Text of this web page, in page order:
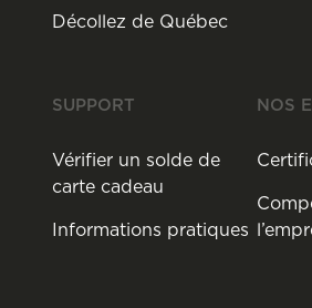
Décollez de Québec
SUPPORT
Vérifier un solde de
carte cadeau
Informations pratiques
NOS